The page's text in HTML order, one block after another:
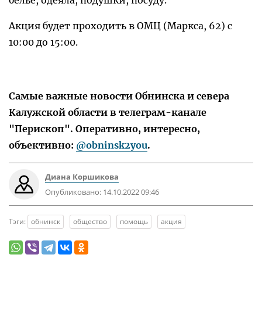
Акция будет проходить в ОМЦ (Маркса, 62) с
10:00 до 15:00.
Самые важные новости Обнинска и севера
Калужской области в телеграм-канале
"Перископ". Оперативно, интересно,
объективно: @obninsk2you.
Диана Коршикова
Опубликовано: 14.10.2022 09:46
Тэги: обнинск общество помощь акция